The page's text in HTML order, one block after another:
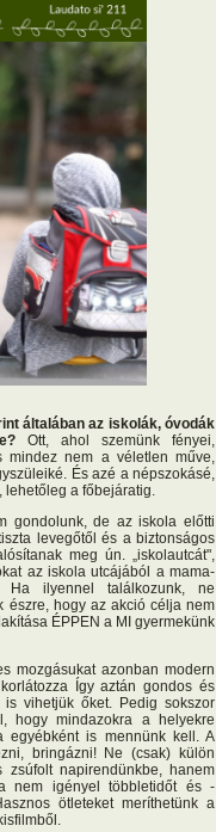
általában az iskolák, óvodák
Ott, ahol szemünk fényei,
nem a véletlen műve,
És azé a népszokásé,
a főbejáratig.
gondolunk, de az iskola előtti
levegőtől és a biztonságos
meg ún. „iskolautcát",
az iskola utcájából a mama-
Ha ilyennel találkozunk, ne
észre, hogy az akció célja nem
ÉPPEN a MI gyermekünk
mozgásukat azonban modern
Így aztán gondos és
vihetjük őket. Pedig sokszor
hogy mindazokra a helyekre
egyébként is mennünk kell. A
bringázni! Ne (csak) külön
napirendünkbe, hanem
nem igényel többletidőt és -
ötleteket meríthetünk a